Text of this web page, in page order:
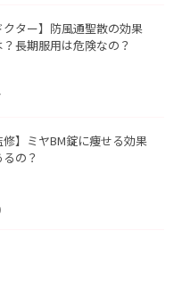
クター】防風通聖散の効果
長期服用は危険なの？
修】ミヤBM錠に痩せる効果
の？